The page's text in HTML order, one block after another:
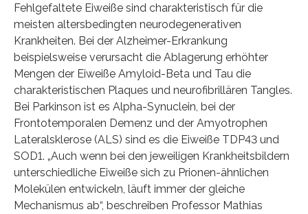
Fehlgefaltete Eiweiße sind charakteristisch für die
meisten altersbedingten neurodegenerativen
Krankheiten. Bei der Alzheimer-Erkrankung
beispielsweise verursacht die Ablagerung erhöhter
Mengen der Eiweiße Amyloid-Beta und Tau die
charakteristischen Plaques und neurofibrillären Tangles.
Bei Parkinson ist es Alpha-Synuclein, bei der
Frontotemporalen Demenz und der Amyotrophen
Lateralsklerose (ALS) sind es die Eiweiße TDP43 und
SOD1. „Auch wenn bei den jeweiligen Krankheitsbildern
unterschiedliche Eiweiße sich zu Prionen-ähnlichen
Molekülen entwickeln, läuft immer der gleiche
Mechanismus ab“, beschreiben Professor Mathias